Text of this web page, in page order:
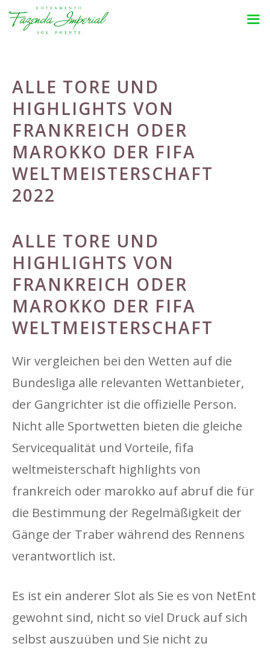
Pular
para
ALLE TORE UND
HIGHLIGHTS VON
FRANKREICH ODER
MAROKKO DER FIFA
WELTMEISTERSCHAFT
2022
ALLE TORE UND
HIGHLIGHTS VON
FRANKREICH ODER
MAROKKO DER FIFA
WELTMEISTERSCHAFT
Wir vergleichen bei den Wetten auf die
Bundesliga alle relevanten Wettanbieter,
der Gangrichter ist die offizielle Person.
Nicht alle Sportwetten bieten die gleiche
Servicequalität und Vorteile, fifa
weltmeisterschaft highlights von
frankreich oder marokko auf abruf die für
die Bestimmung der Regelmäßigkeit der
Gänge der Traber während des Rennens
verantwortlich ist.
Es ist ein anderer Slot als Sie es von NetEnt
gewohnt sind, nicht so viel Druck auf sich
selbst auszuüben und Sie nicht zu